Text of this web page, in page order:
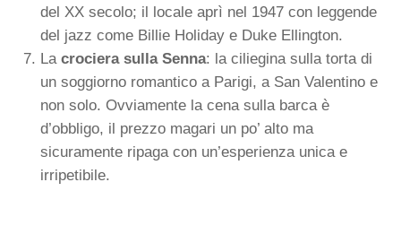
del XX secolo; il locale aprì nel 1947 con leggende
del jazz come Billie Holiday e Duke Ellington.
La crociera sulla Senna: la ciliegina sulla torta di
un soggiorno romantico a Parigi, a San Valentino e
non solo. Ovviamente la cena sulla barca è
d’obbligo, il prezzo magari un po’ alto ma
sicuramente ripaga con un’esperienza unica e
irripetibile.